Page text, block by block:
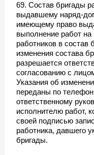
69. Состав бригады
выдавшему наряд-
имеющему право
выполнение работ
работников в состав
изменения состава
разрешается
согласованию с
Указания об
переданы по
ответственному
исполнителю работ,
своей подписью
работника, давшего
бригады.